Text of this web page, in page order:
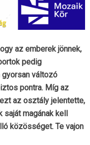
az emberek jönnek,
pedig
változó
pontra. Míg az
az osztály jelentette,
saját magának kell
közösséget. Te vajon